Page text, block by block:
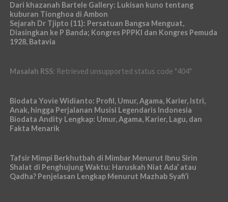
Dari khazanah Bartele Gallery: Lukisan kuno tentang
kuburan Tionghoa di Ambon
Sejarah Dr Tjipto (11): Persatuan Bangsa Menguat,
Diasingkan ke P Banda; Kongres PPPKI dan Kongres Pemuda
1928, Batavia
Masalah RSS: Retrieved unsupported status code "404"
Biodata Yovie Widianto: Profil, Umur, Agama, Karier, Istri,
Anak, hingga Perjalanan Musisi Legendaris Indonesia
Biodata Andity Lengkap: Umur, Agama, Karier, Lagu, dan
Fakta Menarik
Tafsir Mimpi Berkhutbah di Mimbar Menurut Ibnu Sirin
Shalat di Penghujung Waktu: Haruskah Niat Ada’ atau
Qadha? Penjelasan Lengkap Menurut Mazhab Syafi’i